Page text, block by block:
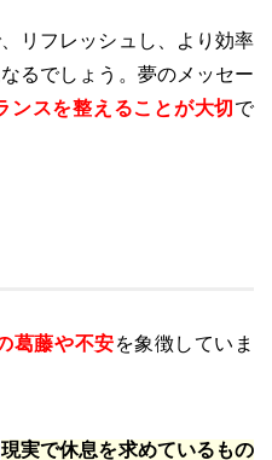
リフレッシュし、より効率
るでしょう。夢のメッセー
ンスを整えることが大切 で
葛藤や不安を象徴していま
現実で休息を求めているもの